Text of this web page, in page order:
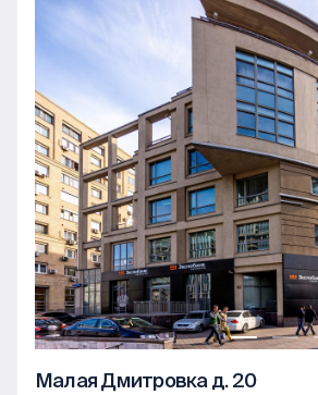
Малая Дмитровка д. 20